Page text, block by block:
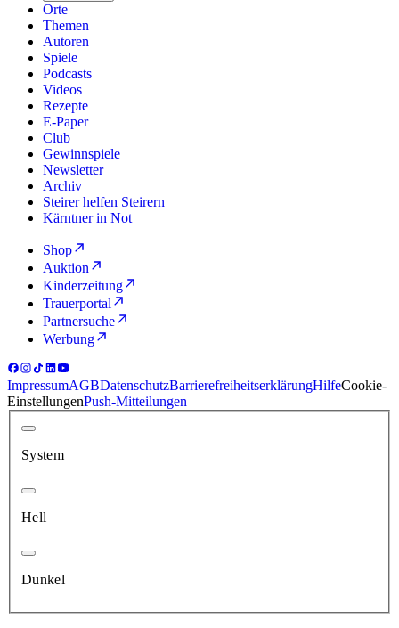
Orte
Themen
Autoren
Spiele
Podcasts
Videos
Rezepte
E-Paper
Club
Gewinnspiele
Newsletter
Archiv
Steirer helfen Steirern
Kärntner in Not
Shop
Auktion
Kinderzeitung
Trauerportal
Partnersuche
Werbung
ImpressumAGBDatenschutzBarrierefreiheitserklärungHilfeCookie-
EinstellungenPush-Mitteilungen
System
Hell
Dunkel